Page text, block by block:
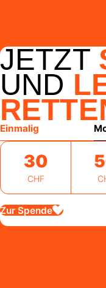
JETZT
UND
Einmalig
30
CHF
Zur Spende